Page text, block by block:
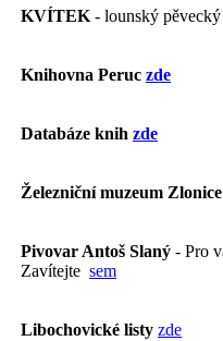
KVÍTEK - lounský pěvecký
Knihovna Peruc zde
Databáze knih zde
Železniční muzeum Zlonice
Pivovar Antoš Slaný - Pro
Zavítejte sem
Libochovické listy zde